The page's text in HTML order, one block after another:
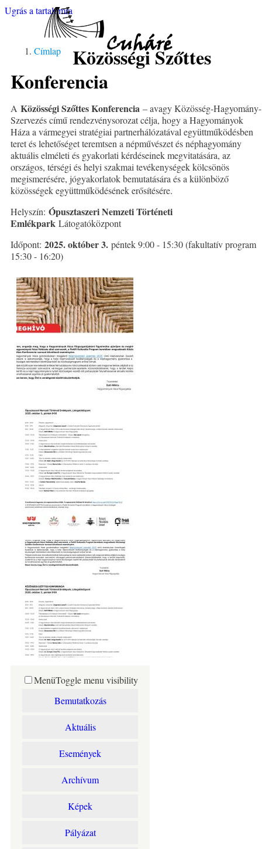
Ugrás a tartalomra
Cuháré
Címlap
Közösségi Szőttes
Konferencia
A Közösségi Szőttes Konferencia – avagy Közösség-Hagyomány-
Szervezés című rendezvénysorozat célja, hogy a Hagyományok
Háza a vármegyei stratégiai partnerhálózatával együttműködésben
teret és lehetőséget teremtsen a népművészet és néphagyomány
aktuális elméleti és gyakorlati kérdéseinek megvitatására, az
országos, térségi és helyi szakmai tevékenységek kölcsönös
megismerésére, jógyakorlatok bemutatására és a különböző
közösségek együttműködésének erősítésére.
Helyszín: Ópusztaszeri Nemzeti Történeti
Emlékpark Látogatóközpont
Időpont: 2025. október 3. péntek 9:00 - 15:30 (fakultatív program
15:30 - 16:20)
MenüToggle menu visibility
Bemutatkozás
Aktuális
Események
Archívum
Képek
Pályázat